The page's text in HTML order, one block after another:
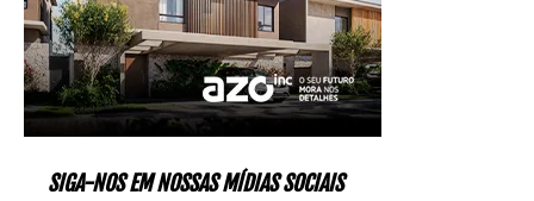
SIGA-NOS EM NOSSAS MÍDIAS SOCIAIS